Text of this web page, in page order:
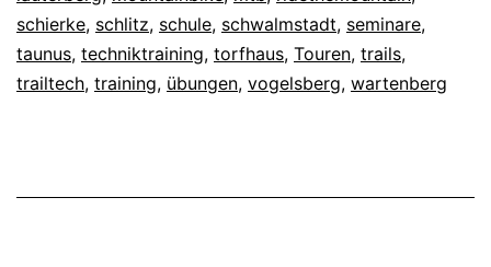
schierke, schlitz, schule, schwalmstadt, seminare,
taunus, techniktraining, torfhaus, Touren, trails,
trailtech, training, übungen, vogelsberg, wartenberg